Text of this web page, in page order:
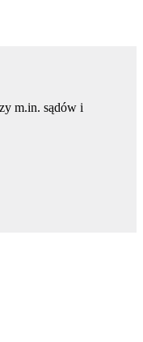
m.in. sądów i